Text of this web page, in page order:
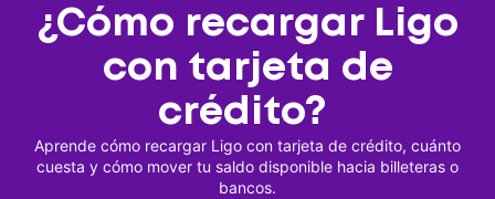
¿Cómo recargar Ligo
con tarjeta de
crédito?
Aprende cómo recargar Ligo con tarjeta de crédito, cuánto
cuesta y cómo mover tu saldo disponible hacia billeteras o
bancos.